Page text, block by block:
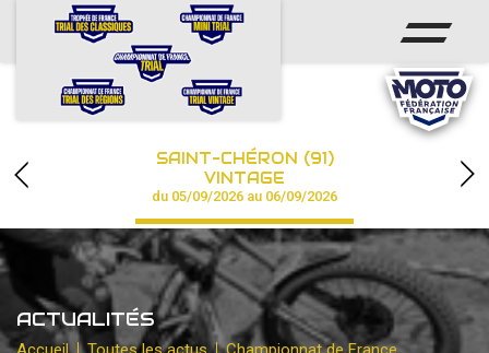
ACCUEIL
CALENDRIER
CHAMPIONNAT
RÉSULTATS
PHOTOS / VIDÉOS
PARTENAIRES
SAINT-CHÉRON (91)
VINTAGE
du 05/09/2026 au 06/09/2026
ACTUALITÉS